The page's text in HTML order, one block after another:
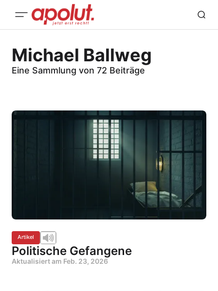
Michael Ballweg
Eine Sammlung von 72 Beiträge
Artikel
Politische Gefangene
Aktualisiert am Feb. 23, 2026